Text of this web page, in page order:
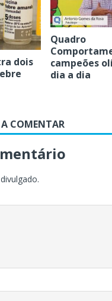
dois
Quadro
campeões
dia a dia
A COMENTAR